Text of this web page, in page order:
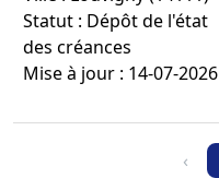
Statut : Dépôt de l'état
des créances
Mise à jour : 14-07-2026
‹